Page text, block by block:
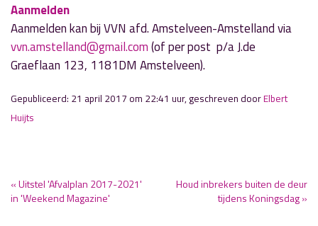
Aanmelden
Aanmelden kan bij VVN afd. Amstelveen-Amstelland via
vvn.amstelland@gmail.com(of per post p/a J.de
Graeflaan 123, 1181DM Amstelveen).
Gepubliceerd: 21 april 2017 om 22:41 uur, geschreven doorElbert
Huijts
« Uitstel 'Afvalplan 2017-2021'
in 'Weekend Magazine'
Houd inbrekers buiten de deur
tijdens Koningsdag »